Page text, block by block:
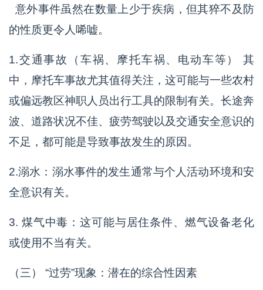
意外事件虽然在数量上少于疾病，但其猝不及防
的性质更令人唏嘘。
1.交通事故（车祸、摩托车祸、电动车等） 其
中，摩托车事故尤其值得关注，这可能与一些农村
或偏远教区神职人员出行工具的限制有关。长途奔
波、道路状况不佳、疲劳驾驶以及交通安全意识的
不足，都可能是导致事故发生的原因。
2.溺水：溺水事件的发生通常与个人活动环境和安
全意识有关。
3. 煤气中毒：这可能与居住条件、燃气设备老化
或使用不当有关。
（三） “过劳”现象：潜在的综合性因素